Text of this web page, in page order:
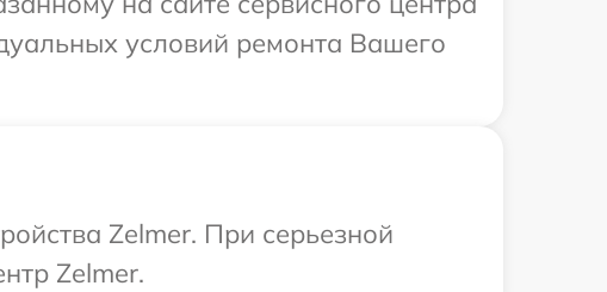
условий ремонта Вашего
Zelmer. При серьезной
Zelmer.